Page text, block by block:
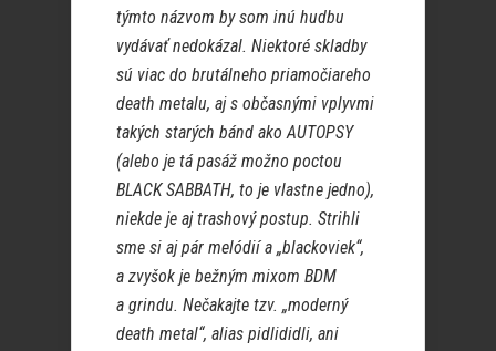
týmto názvom by som inú hudbu
vydávať nedokázal. Niektoré skladby
sú viac do brutálneho priamočiareho
death metalu, aj s občasnými vplyvmi
takých starých bánd ako AUTOPSY
(alebo je tá pasáž možno poctou
BLACK SABBATH, to je vlastne jedno),
niekde je aj trashový postup. Strihli
sme si aj pár melódií a „blackoviek“,
a zvyšok je bežným mixom BDM
a grindu. Nečakajte tzv. „moderný
death metal“, alias pidlididli, ani